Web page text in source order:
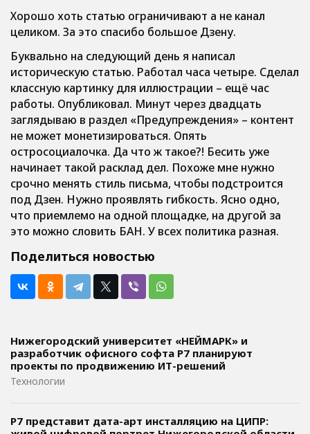
Хорошо хоть статью ограничивают а не канал
целиком. За это спасибо большое Дзену.
Буквально на следующий день я написал
историческую статью. Работал часа четыре. Сделал
классную картинку для иллюстрации – ещё час
работы. Опубликовал. Минут через двадцать
заглядываю в раздел «Предупреждения» – контент
не может монетизироваться. Опять
остросоциалочка. Да что ж такое?! Бесить уже
начинает такой расклад дел. Похоже мне нужно
срочно менять стиль письма, чтобы подстроится
под Дзен. Нужно проявлять гибкость. Ясно одно,
что приемлемо на одной площадке, на другой за
это можно словить БАН. У всех политика разная.
Поделиться новостью
Нижегородский университет «НЕЙМАРК» и
разработчик офисного софта P7 планируют
проекты по продвижению ИТ-решений
Технологии
Р7 представит дата-арт инсталляцию на ЦИПР: